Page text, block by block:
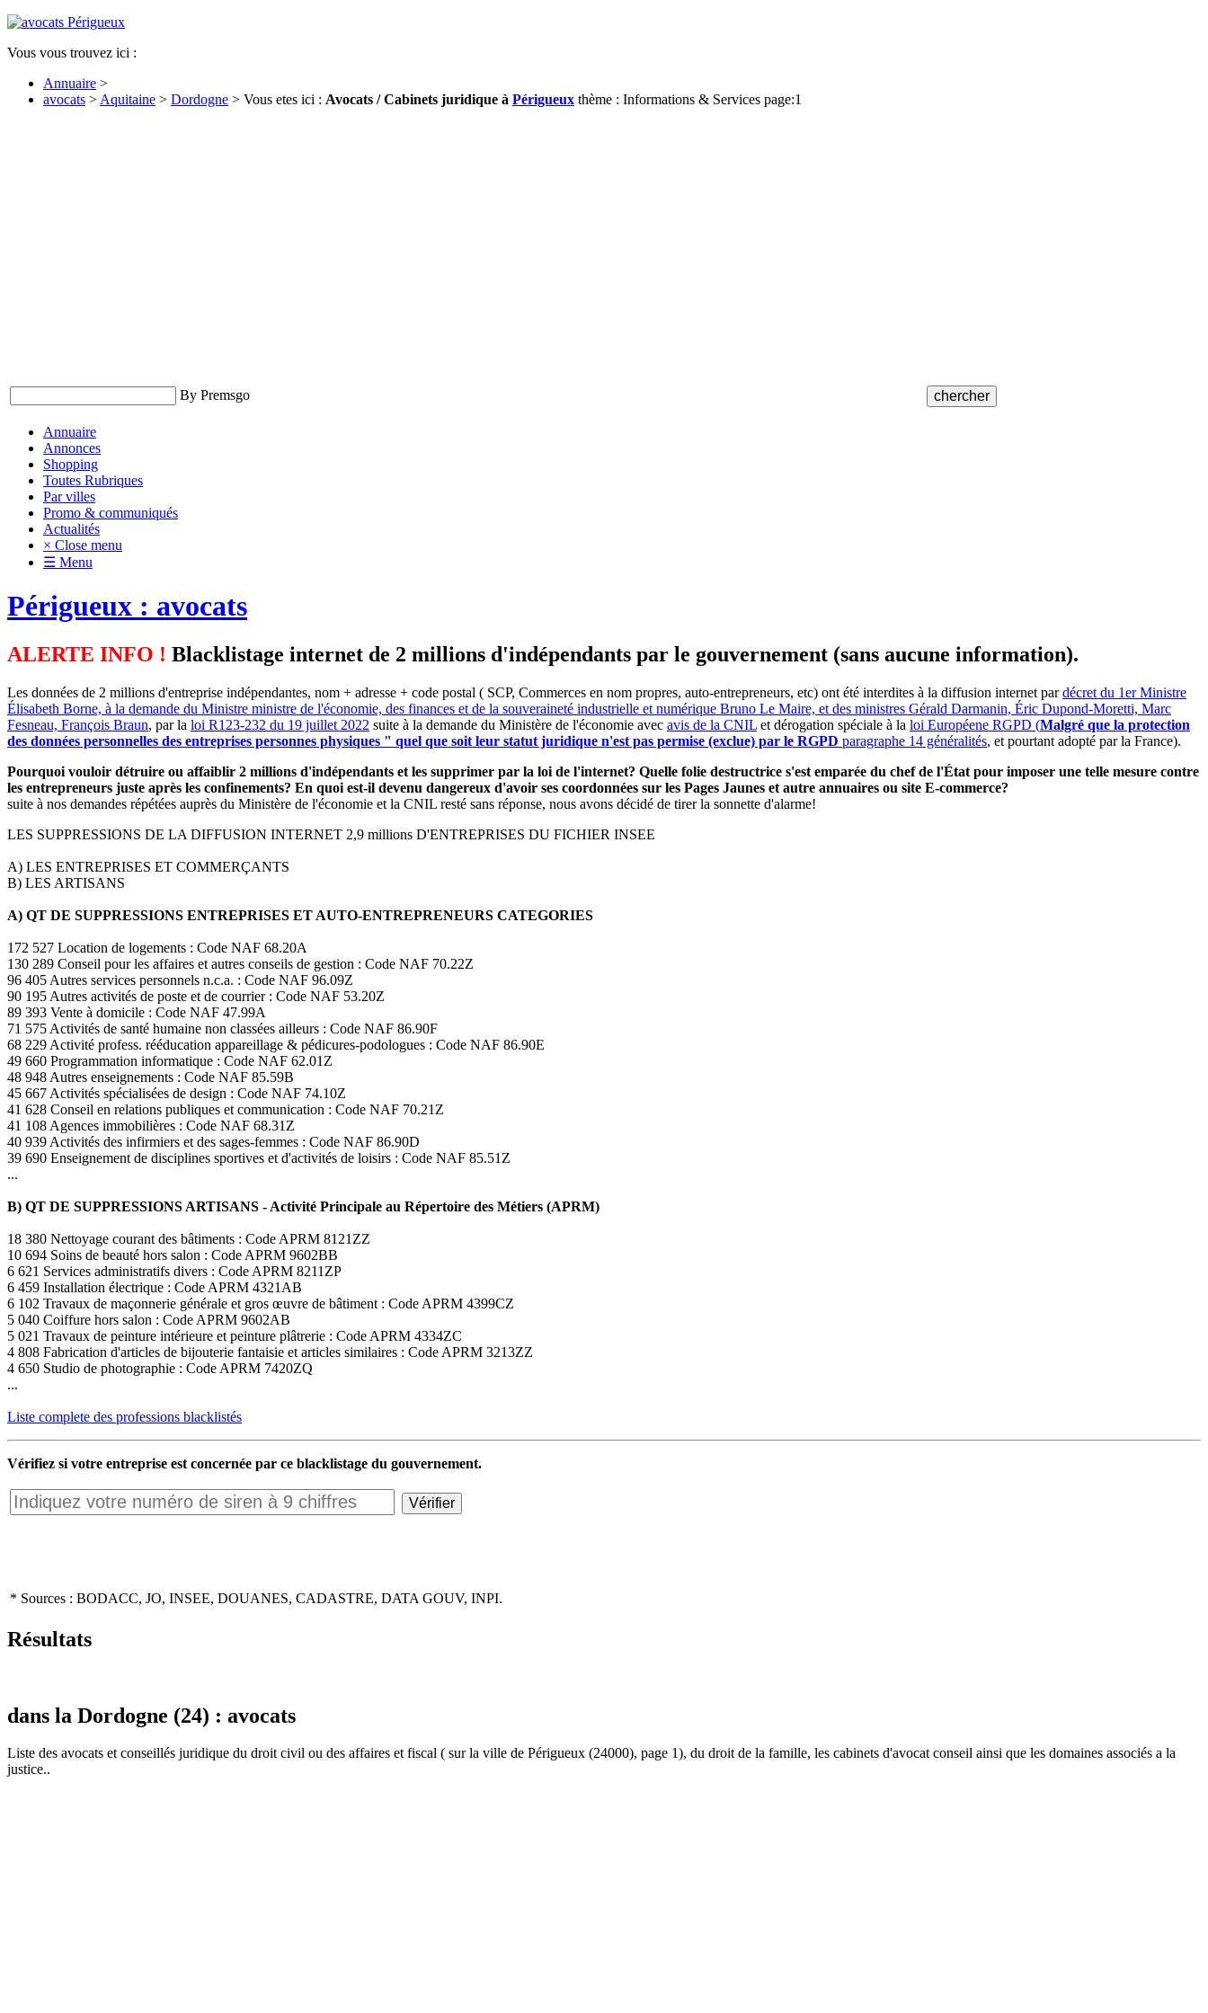
Vous vous trouvez ici :
Annuaire >
avocats > Aquitaine > Dordogne > Vous etes ici : Avocats / Cabinets juridique à Périgueux thème : Informations & Services page:1
By Premsgo
Annuaire
Annonces
Shopping
Toutes Rubriques
Par villes
Promo & communiqués
Actualités
× Close menu
☰ Menu
Périgueux : avocats
ALERTE INFO ! Blacklistage internet de 2 millions d'indépendants par le gouvernement (sans aucune information).
Les données de 2 millions d'entreprise indépendantes, nom + adresse + code postal ( SCP, Commerces en nom propres, auto-entrepreneurs, etc) ont été interdites à la diffusion internet pardécret du 1er Ministre
Élisabeth Borne, à la demande du Ministre ministre de l'économie, des finances et de la souveraineté industrielle et numérique Bruno Le Maire, et des ministres Gérald Darmanin, Éric Dupond-Moretti, Marc
Fesneau, François Braun, par la loi R123-232 du 19 juillet 2022 suite à la demande du Ministère de l'économie avec avis de la CNIL et dérogation spéciale à la loi Européene RGPD (Malgré que la protection
des données personnelles des entreprises personnes physiques " quel que soit leur statut juridique n'est pas permise (exclue) par le RGPD paragraphe 14 généralités, et pourtant adopté par la France).
Pourquoi vouloir détruire ou affaiblir 2 millions d'indépendants et les supprimer par la loi de l'internet? Quelle folie destructrice s'est emparée du chef de l'État pour imposer une telle mesure contre
les entrepreneurs juste après les confinements? En quoi est-il devenu dangereux d'avoir ses coordonnées sur les Pages Jaunes et autre annuaires ou site E-commerce?
suite à nos demandes répétées auprès du Ministère de l'économie et la CNIL resté sans réponse, nous avons décidé de tirer la sonnette d'alarme!
LES SUPPRESSIONS DE LA DIFFUSION INTERNET 2,9 millions D'ENTREPRISES DU FICHIER INSEE
A) LES ENTREPRISES ET COMMERÇANTS
B) LES ARTISANS
A) QT DE SUPPRESSIONS ENTREPRISES ET AUTO-ENTREPRENEURS CATEGORIES
172 527 Location de logements : Code NAF 68.20A
130 289 Conseil pour les affaires et autres conseils de gestion : Code NAF 70.22Z
96 405 Autres services personnels n.c.a. : Code NAF 96.09Z
90 195 Autres activités de poste et de courrier : Code NAF 53.20Z
89 393 Vente à domicile : Code NAF 47.99A
71 575 Activités de santé humaine non classées ailleurs : Code NAF 86.90F
68 229 Activité profess. rééducation appareillage & pédicures-podologues : Code NAF 86.90E
49 660 Programmation informatique : Code NAF 62.01Z
48 948 Autres enseignements : Code NAF 85.59B
45 667 Activités spécialisées de design : Code NAF 74.10Z
41 628 Conseil en relations publiques et communication : Code NAF 70.21Z
41 108 Agences immobilières : Code NAF 68.31Z
40 939 Activités des infirmiers et des sages-femmes : Code NAF 86.90D
39 690 Enseignement de disciplines sportives et d'activités de loisirs : Code NAF 85.51Z
...
B) QT DE SUPPRESSIONS ARTISANS - Activité Principale au Répertoire des Métiers (APRM)
18 380 Nettoyage courant des bâtiments : Code APRM 8121ZZ
10 694 Soins de beauté hors salon : Code APRM 9602BB
6 621 Services administratifs divers : Code APRM 8211ZP
6 459 Installation électrique : Code APRM 4321AB
6 102 Travaux de maçonnerie générale et gros œuvre de bâtiment : Code APRM 4399CZ
5 040 Coiffure hors salon : Code APRM 9602AB
5 021 Travaux de peinture intérieure et peinture plâtrerie : Code APRM 4334ZC
4 808 Fabrication d'articles de bijouterie fantaisie et articles similaires : Code APRM 3213ZZ
4 650 Studio de photographie : Code APRM 7420ZQ
...
Liste complete des professions blacklistés
Vérifiez si votre entreprise est concernée par ce blacklistage du gouvernement.
* Sources : BODACC, JO, INSEE, DOUANES, CADASTRE, DATA GOUV, INPI.
Résultats
dans la Dordogne (24) : avocats
Liste des avocats et conseillés juridique du droit civil ou des affaires et fiscal ( sur la ville de Périgueux (24000), page 1), du droit de la famille, les cabinets d'avocat conseil ainsi que les domaines associés a la
justice..